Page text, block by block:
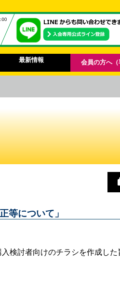
最新情報 会員の方へ（
等について」
検討者向けのチラシを作成した